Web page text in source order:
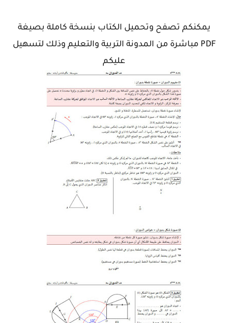
يمكنكم تصفح وتحميل الكتاب بنسخة كاملة بصيغة
PDF مباشرة من المدونة التربية والتعليم وذلك لتسهيل
عليكم